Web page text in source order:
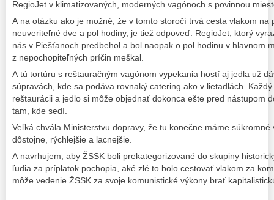
RegioJet v klimatizovaných, moderných vagónoch s povinnou
A na otázku ako je možné, že v tomto storočí trvá cesta vlakom na
neuveriteľné dve a pol hodiny, je tiež odpoveď. RegioJet, ktorý
nás v Piešťanoch predbehol a bol naopak o pol hodinu v hlavnom
z nepochopiteľných príčin meškal.
A tú tortúru s reštauračným vagónom vypekania hostí aj jedla už
súpravách, kde sa podáva rovnaký catering ako v lietadlách.
reštaurácii a jedlo si môže objednať dokonca ešte pred nástupom
tam, kde sedí.
Veľká chvála Ministerstvu dopravy, že tu konečne máme
dôstojne, rýchlejšie a lacnejšie.
A navrhujem, aby ŽSSK boli prekategorizované do skupiny
ľudia za príplatok pochopia, aké zlé to bolo cestovať vlakom za
môže vedenie ŽSSK za svoje komunistické výkony brať